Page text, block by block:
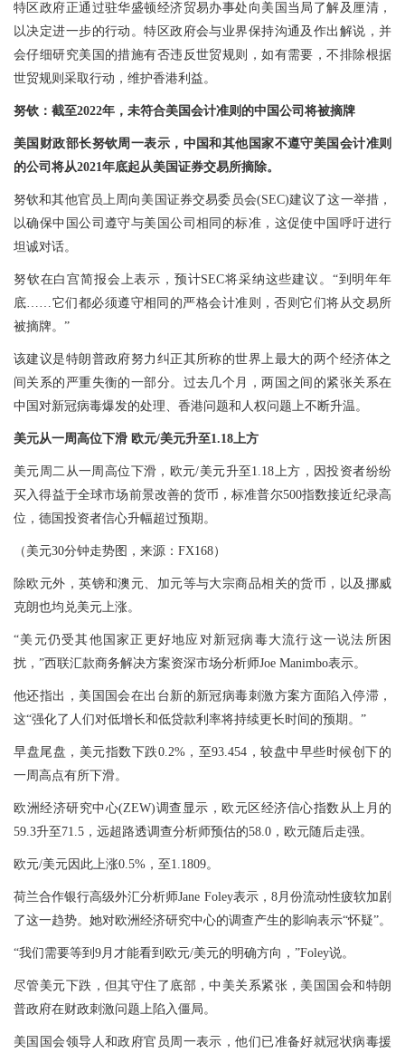
特区政府正通过驻华盛顿经济贸易办事处向美国当局了解及厘清，
以决定进一步的行动。特区政府会与业界保持沟通及作出解说，并
会仔细研究美国的措施有否违反世贸规则，如有需要，不排除根据
世贸规则采取行动，维护香港利益。
努钦：截至2022年，未符合美国会计准则的中国公司将被摘牌
美国财政部长努钦周一表示，中国和其他国家不遵守美国会计准则
的公司将从2021年底起从美国证券交易所摘除。
努钦和其他官员上周向美国证券交易委员会(SEC)建议了这一举措，
以确保中国公司遵守与美国公司相同的标准，这促使中国呼吁进行
坦诚对话。
努钦在白宫简报会上表示，预计SEC将采纳这些建议。“到明年年
底……它们都必须遵守相同的严格会计准则，否则它们将从交易所
被摘牌。”
该建议是特朗普政府努力纠正其所称的世界上最大的两个经济体之
间关系的严重失衡的一部分。过去几个月，两国之间的紧张关系在
中国对新冠病毒爆发的处理、香港问题和人权问题上不断升温。
美元从一周高位下滑 欧元/美元升至1.18上方
美元周二从一周高位下滑，欧元/美元升至1.18上方，因投资者纷纷
买入得益于全球市场前景改善的货币，标准普尔500指数接近纪录高
位，德国投资者信心升幅超过预期。
（美元30分钟走势图，来源：FX168）
除欧元外，英镑和澳元、加元等与大宗商品相关的货币，以及挪威
克朗也均兑美元上涨。
“美元仍受其他国家正更好地应对新冠病毒大流行这一说法所困
扰，”西联汇款商务解决方案资深市场分析师Joe Manimbo表示。
他还指出，美国国会在出台新的新冠病毒刺激方案方面陷入停滞，
这“强化了人们对低增长和低贷款利率将持续更长时间的预期。”
早盘尾盘，美元指数下跌0.2%，至93.454，较盘中早些时候创下的
一周高点有所下滑。
欧洲经济研究中心(ZEW)调查显示，欧元区经济信心指数从上月的
59.3升至71.5，远超路透调查分析师预估的58.0，欧元随后走强。
欧元/美元因此上涨0.5%，至1.1809。
荷兰合作银行高级外汇分析师Jane Foley表示，8月份流动性疲软加剧
了这一趋势。她对欧洲经济研究中心的调查产生的影响表示“怀疑”。
“我们需要等到9月才能看到欧元/美元的明确方向，”Foley说。
尽管美元下跌，但其守住了底部，中美关系紧张，美国国会和特朗
普政府在财政刺激问题上陷入僵局。
美国国会领导人和政府官员周一表示，他们已准备好就冠状病毒援